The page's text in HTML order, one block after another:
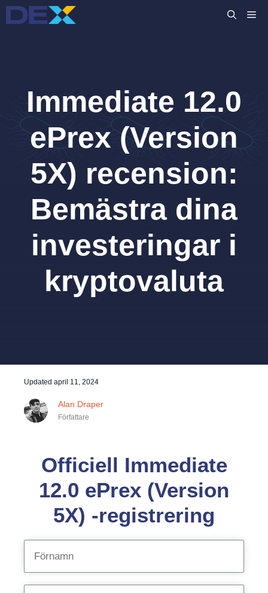
Hoppa
till
Immediate 12.0
ePrex (Version
5X) recension:
Bemästra dina
investeringar i
kryptovaluta
Updated april 11, 2024
Alan Draper
Författare
Officiell Immediate
12.0 ePrex (Version
5X) -registrering